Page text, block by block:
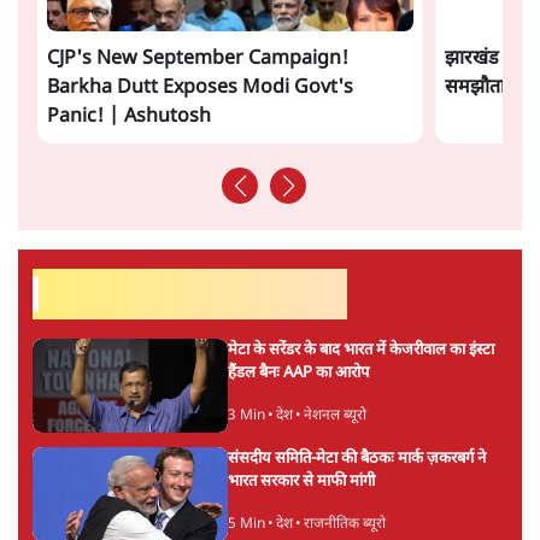
समी अहमद
की और स्टोरी पढ़ें
अगली खबर लोड हो रही है...
ताजा खबरें
आंदोलन देश-विरोधी नहीं'; अतुल लिमये बोले थे-